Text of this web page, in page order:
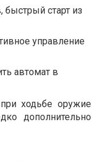
старт из
управление
автомат в
ходьбе оружие
дополнительно